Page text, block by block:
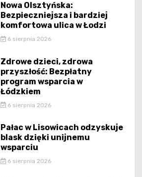
Nowa Olsztyńska:
Bezpieczniejsza i bardziej
komfortowa ulica w Łodzi
6 sierpnia 2026
Zdrowe dzieci, zdrowa
przyszłość: Bezpłatny
program wsparcia w
Łódzkiem
6 sierpnia 2026
Pałac w Lisowicach odzyskuje
blask dzięki unijnemu
wsparciu
6 sierpnia 2026